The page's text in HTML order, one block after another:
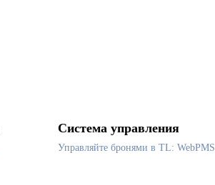
Система управления
Управляйте бронями в TL: WebPMS